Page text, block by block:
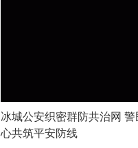
冰城公安织密群防共治网 警
心共筑平安防线